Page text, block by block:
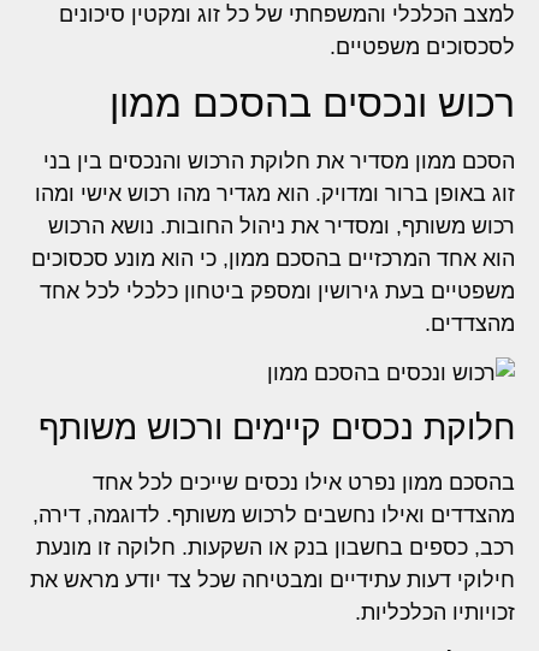
למצב הכלכלי והמשפחתי של כל זוג ומקטין סיכונים
לסכסוכים משפטיים.
רכוש ונכסים בהסכם ממון
הסכם ממון מסדיר את חלוקת הרכוש והנכסים בין בני
זוג באופן ברור ומדויק. הוא מגדיר מהו רכוש אישי ומהו
רכוש משותף, ומסדיר את ניהול החובות. נושא הרכוש
הוא אחד המרכזיים בהסכם ממון, כי הוא מונע סכסוכים
משפטיים בעת גירושין ומספק ביטחון כלכלי לכל אחד
מהצדדים.
חלוקת נכסים קיימים ורכוש משותף
בהסכם ממון נפרט אילו נכסים שייכים לכל אחד
מהצדדים ואילו נחשבים לרכוש משותף. לדוגמה, דירה,
רכב, כספים בחשבון בנק או השקעות. חלוקה זו מונעת
חילוקי דעות עתידיים ומבטיחה שכל צד יודע מראש את
זכויותיו הכלכליות.